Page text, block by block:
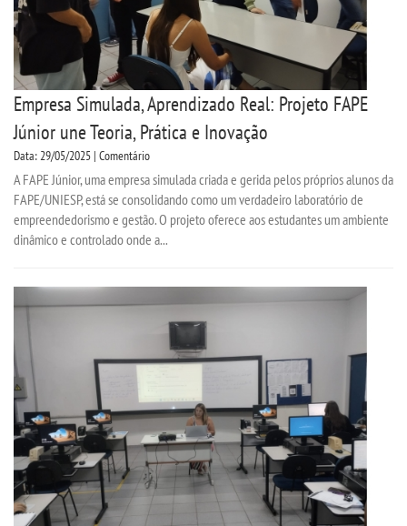
Empresa Simulada, Aprendizado Real: Projeto FAPE
Júnior une Teoria, Prática e Inovação
Data: 29/05/2025 | Comentário
A FAPE Júnior, uma empresa simulada criada e gerida pelos próprios alunos da
FAPE/UNIESP, está se consolidando como um verdadeiro laboratório de
empreendedorismo e gestão. O projeto oferece aos estudantes um ambiente
dinâmico e controlado onde a...